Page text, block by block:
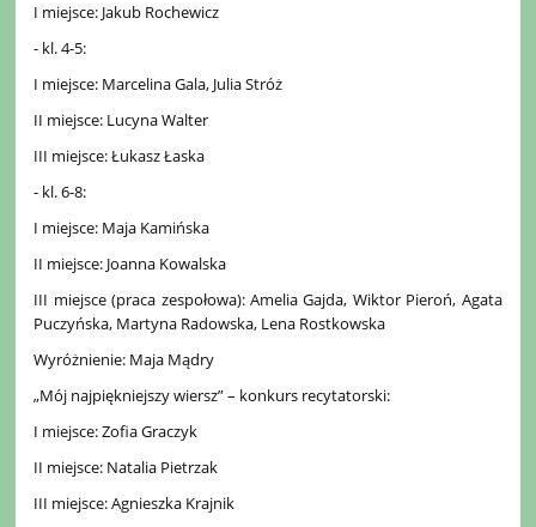
I miejsce: Jakub Rochewicz
- kl. 4-5:
I miejsce: Marcelina Gala, Julia Stróż
II miejsce: Lucyna Walter
III miejsce: Łukasz Łaska
- kl. 6-8:
I miejsce: Maja Kamińska
II miejsce: Joanna Kowalska
III miejsce (praca zespołowa): Amelia Gajda, Wiktor Pieroń, Agata
Puczyńska, Martyna Radowska, Lena Rostkowska
Wyróżnienie: Maja Mądry
„Mój najpiękniejszy wiersz” – konkurs recytatorski:
I miejsce: Zofia Graczyk
II miejsce: Natalia Pietrzak
III miejsce: Agnieszka Krajnik